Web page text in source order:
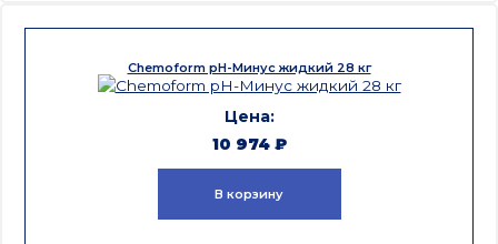
Chemoform pH-Минус жидкий 28 кг
10 974 ₽
В корзину